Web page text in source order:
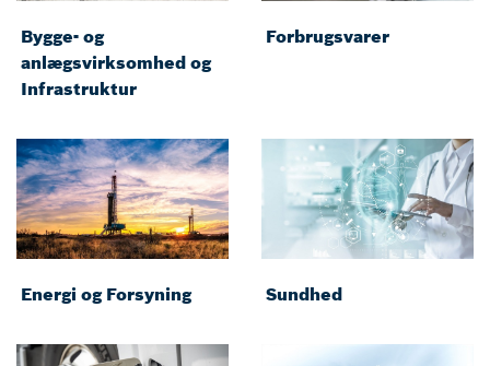
Bygge- og
anlægsvirksomhed og
Infrastruktur
Forbrugsvarer
Energi og Forsyning Sundhed